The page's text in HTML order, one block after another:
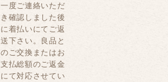
一度ご連絡いただ
き確認しました後
に着払いにてご返
送下さい。良品と
のご交換またはお
支払総額のご返金
にて対応させてい